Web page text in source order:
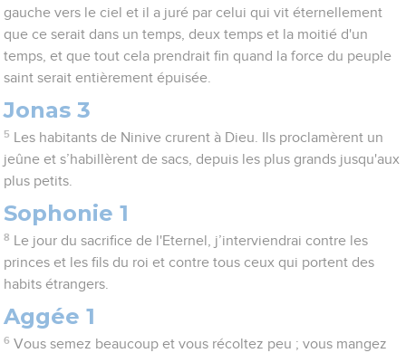
gauche vers le ciel et il a juré par celui qui vit éternellement
que ce serait dans un temps, deux temps et la moitié d'un
temps, et que tout cela prendrait fin quand la force du peuple
saint serait entièrement épuisée.
Jonas 3
5
Les habitants de Ninive crurent à Dieu. Ils proclamèrent un
jeûne et s’habillèrent de sacs, depuis les plus grands jusqu'aux
plus petits.
Sophonie 1
8
Le jour du sacrifice de l'Eternel, j’interviendrai contre les
princes et les fils du roi et contre tous ceux qui portent des
habits étrangers.
Aggée 1
6 Vous semez beaucoup et vous récoltez peu ; vous mangez